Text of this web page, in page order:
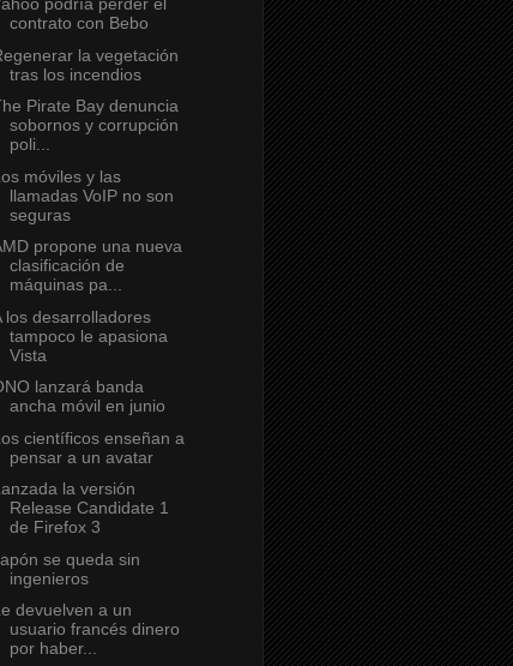
podría perder el
contrato con Bebo
la vegetación
tras los incendios
Pirate Bay denuncia
sobornos y corrupción
poli...
móviles y las
llamadas VoIP no son
seguras
propone una nueva
clasificación de
máquinas pa...
los desarrolladores
tampoco le apasiona
Vista
lanzará banda
ancha móvil en junio
científicos enseñan a
pensar a un avatar
la versión
Release Candidate 1
de Firefox 3
se queda sin
ingenieros
devuelven a un
usuario francés dinero
por haber...